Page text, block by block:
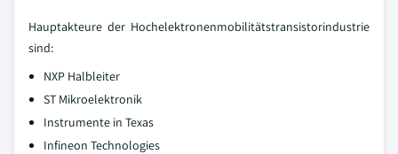
Hauptakteure der Hochelektronenmobilitätstransistorindustrie
sind:
NXP Halbleiter
ST Mikroelektronik
Instrumente in Texas
Infineon Technologies